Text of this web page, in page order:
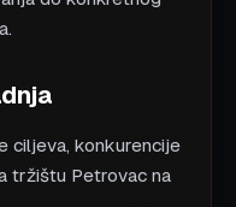
ciljeva, konkurencije
tržištu Petrovac na